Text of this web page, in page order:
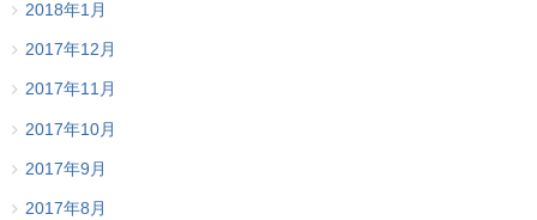
2018年1月
2017年12月
2017年11月
2017年10月
2017年9月
2017年8月